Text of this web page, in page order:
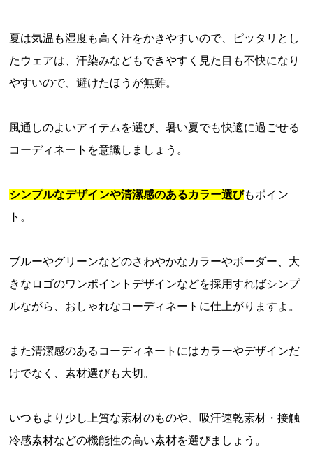
夏は気温も湿度も高く汗をかきやすいので、ピッタリとし
たウェアは、汗染みなどもできやすく見た目も不快になり
やすいので、避けたほうが無難。
風通しのよいアイテムを選び、暑い夏でも快適に過ごせる
コーディネートを意識しましょう。
シンプルなデザインや清潔感のあるカラー選びもポイン
ト。
ブルーやグリーンなどのさわやかなカラーやボーダー、大
きなロゴのワンポイントデザインなどを採用すればシンプ
ルながら、おしゃれなコーディネートに仕上がりますよ。
また清潔感のあるコーディネートにはカラーやデザインだ
けでなく、素材選びも大切。
いつもより少し上質な素材のものや、吸汗速乾素材・接触
冷感素材などの機能性の高い素材を選びましょう。